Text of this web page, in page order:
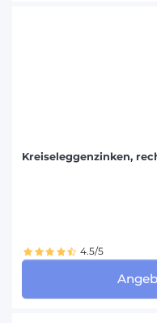
Kreiseleggenzinken,
4.5/5